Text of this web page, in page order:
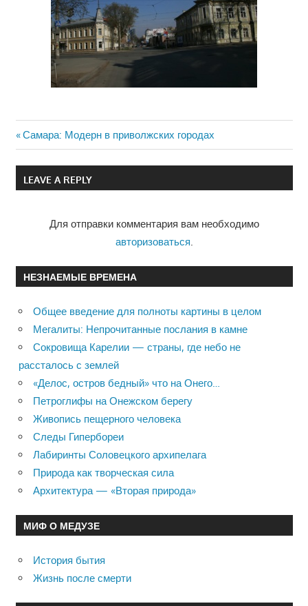
Навигация
по
Previous
Post:
Самара: Модерн в приволжских городах
LEAVE A REPLY
Для отправки комментария вам необходимо
авторизоваться
НЕЗНАЕМЫЕ ВРЕМЕНА
Общее введение для полноты картины в целом
Мегалиты: Непрочитанные послания в камне
Сокровища Карелии — страны, где небо не
рассталось с землей
«Делос, остров бедный» что на Онего…
Петроглифы на Онежском берегу
Живопись пещерного человека
Следы Гипербореи
Лабиринты Соловецкого архипелага
Природа как творческая сила
Архитектура — «Вторая природа»
МИФ О МЕДУЗЕ
История бытия
Жизнь после смерти